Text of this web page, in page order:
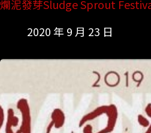
爛泥發芽Sludge Sprout
2020 年 9 月 23 日